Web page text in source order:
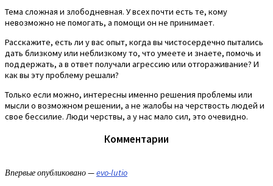
Тема сложная и злободневная. У всех почти есть те, кому
невозможно не помогать, а помощи он не принимает.
Расскажите, есть ли у вас опыт, когда вы чистосердечно пытались
дать близкому или неблизкому то, что умеете и знаете, помочь и
поддержать, а в ответ получали агрессию или отгораживание? И
как вы эту проблему решали?
Только если можно, интересны именно решения проблемы или
мысли о возможном решении, а не жалобы на черствость людей и
свое бессилие. Люди черствы, а у нас мало сил, это очевидно.
Комментарии
Впервые опубликовано —evo-lutio